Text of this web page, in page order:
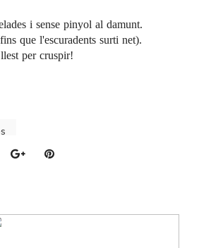
i sense pinyol al damunt.
que l'escuradents surti net).
per cruspir!